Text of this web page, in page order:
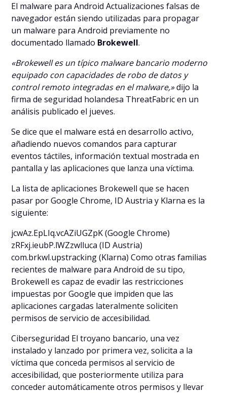
El malware para Android Actualizaciones falsas de
navegador están siendo utilizadas para propagar
un malware para Android previamente no
documentado llamado Brokewell.
«Brokewell es un típico malware bancario moderno
equipado con capacidades de robo de datos y
control remoto integradas en el malware,»dijo la
firma de seguridad holandesa ThreatFabric en un
análisis publicado el jueves.
Se dice que el malware está en desarrollo activo,
añadiendo nuevos comandos para capturar
eventos táctiles, información textual mostrada en
pantalla y las aplicaciones que lanza una víctima.
La lista de aplicaciones Brokewell que se hacen
pasar por Google Chrome, ID Austria y Klarna es la
siguiente:
jcwAz.EpLIq.vcAZiUGZpK (Google Chrome)
zRFxj.ieubP.lWZzwlluca (ID Austria)
com.brkwl.upstracking (Klarna) Como otras familias
recientes de malware para Android de su tipo,
Brokewell es capaz de evadir las restricciones
impuestas por Google que impiden que las
aplicaciones cargadas lateralmente soliciten
permisos de servicio de accesibilidad.
Ciberseguridad El troyano bancario, una vez
instalado y lanzado por primera vez, solicita a la
víctima que conceda permisos al servicio de
accesibilidad, que posteriormente utiliza para
conceder automáticamente otros permisos y llevar